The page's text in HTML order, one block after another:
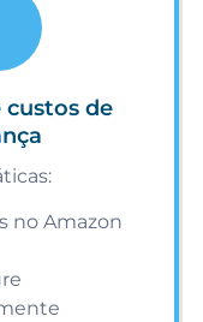
custos de
no Amazon